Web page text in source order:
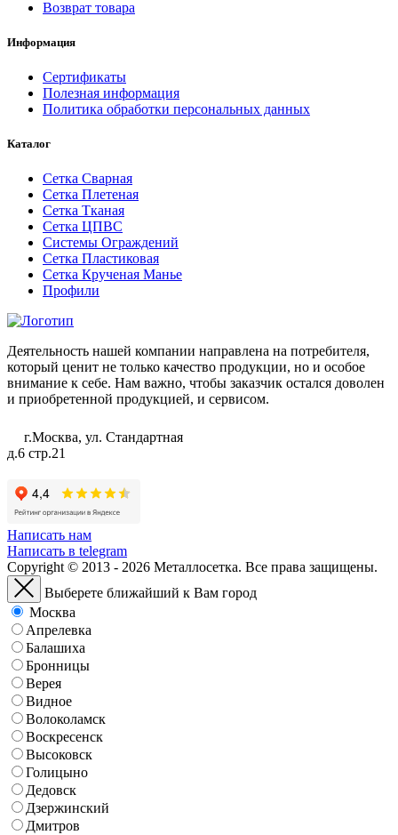
Возврат товара
Информация
Сертификаты
Полезная информация
Политика обработки персональных данных
Каталог
Сетка Сварная
Сетка Плетеная
Сетка Тканая
Сетка ЦПВС
Системы Ограждений
Сетка Пластиковая
Сетка Крученая Манье
Профили
Деятельность нашей компании направлена на потребителя,
который ценит не только качество продукции, но и особое
внимание к себе. Нам важно, чтобы заказчик остался доволен
и приобретенной продукцией, и сервисом.
г.Москва, ул. Стандартная
д.6 стр.21
Написать нам
Написать в telegram
Copyright © 2013 - 2026 Металлосетка. Все права защищены.
Выберете ближайший к Вам город
Москва
Апрелевка
Балашиха
Бронницы
Верея
Видное
Волоколамск
Воскресенск
Высоковск
Голицыно
Дедовск
Дзержинский
Дмитров